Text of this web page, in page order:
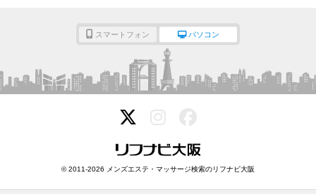
スマートフォン パソコン
© 2011-2026 メンズエステ・マッサージ検索のリフナビ大阪